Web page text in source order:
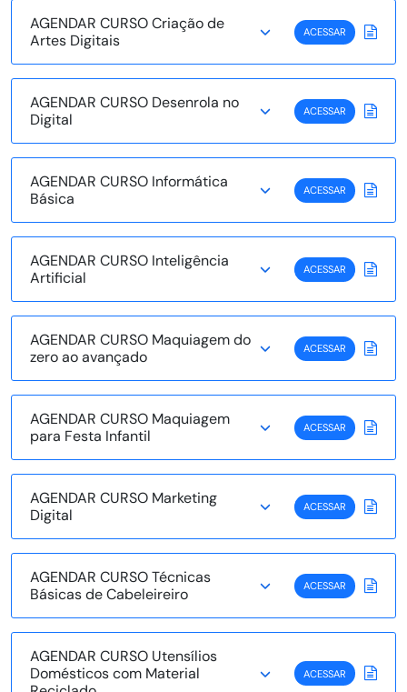
AGENDAR CURSO Criação de
Artes Digitais
ACESSAR
AGENDAR CURSO Desenrola no
Digital
ACESSAR
AGENDAR CURSO Informática
Básica
ACESSAR
AGENDAR CURSO Inteligência
Artificial
ACESSAR
AGENDAR CURSO Maquiagem do
zero ao avançado
ACESSAR
AGENDAR CURSO Maquiagem
para Festa Infantil
ACESSAR
AGENDAR CURSO Marketing
Digital
ACESSAR
AGENDAR CURSO Técnicas
Básicas de Cabeleireiro
ACESSAR
AGENDAR CURSO Utensílios
Domésticos com Material
ACESSAR